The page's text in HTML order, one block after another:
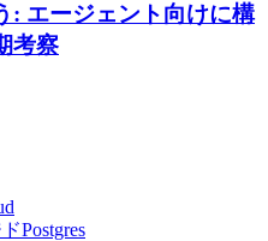
: エージェント向けに構
考察
Postgres